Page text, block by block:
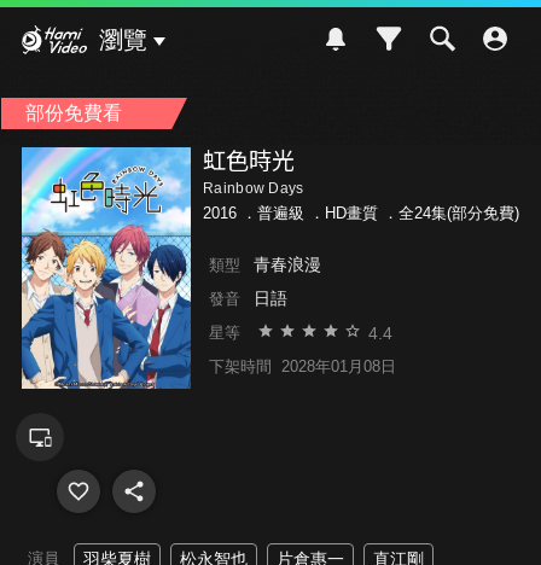
瀏覽
部份免費看
虹色時光
Rainbow Days
2016 ． 普遍級 ．HD畫質 ．全24集(部分免費)
類型 青春浪漫
發音 日語
星等 4.4
下架時間 2028年01月08日
演員 羽柴夏樹 松永智也 片倉惠一 直江剛